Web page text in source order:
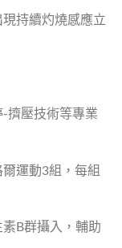
持續灼燒感應立
擠壓技術等專業
運動3組，每組
B群攝入，輔助